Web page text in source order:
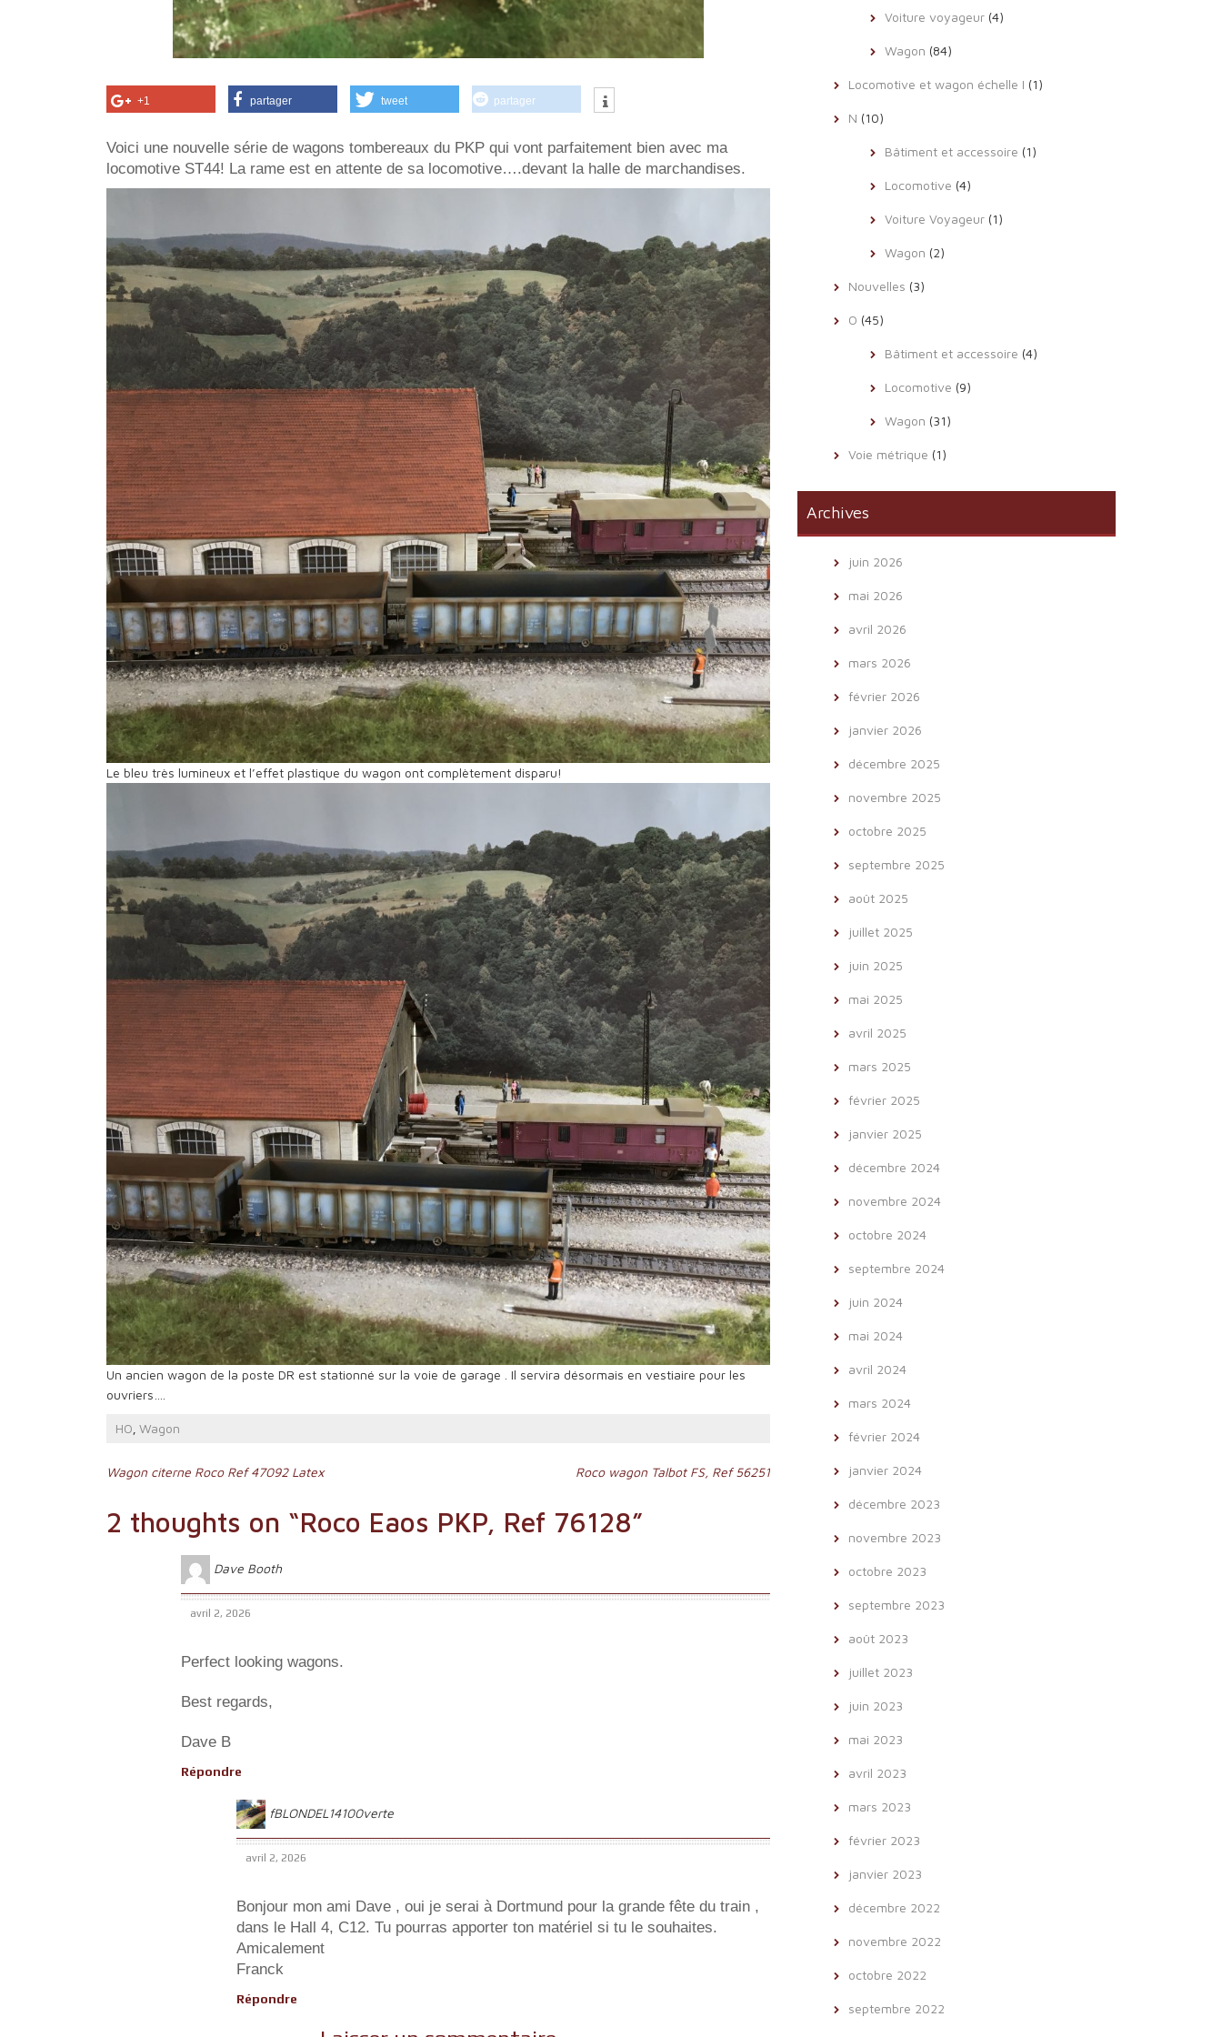
+1 partager tweet partager
Voici une nouvelle série de wagons tombereaux du PKP qui vont parfaitement bien avec ma
locomotive ST44! La rame est en attente de sa locomotive….devant la halle de marchandises.
Le bleu très lumineux et l’effet plastique du wagon ont complètement disparu!
Un ancien wagon de la poste DR est stationné sur la voie de garage . Il servira désormais en vestiaire pour les
ouvriers….
HO Wagon
Navigation
de
l’article
Wagon citerne Roco Ref 47092 Latex Roco wagon Talbot FS, Ref 56251
2 thoughts on “Roco Eaos PKP, Ref 76128”
Dave Booth
avril 2, 2026
Perfect looking wagons.
Best regards,
Dave B
Répondre
fBLONDEL14100verte
avril 2, 2026
Bonjour mon ami Dave , oui je serai à Dortmund pour la grande fête du train ,
dans le Hall 4, C12. Tu pourras apporter ton matériel si tu le souhaites.
Amicalement
Franck
Répondre
Voiture voyageur (4)
Wagon (84)
Locomotive et wagon échelle I (1)
N (10)
Bâtiment et accessoire (1)
Locomotive (4)
Voiture Voyageur (1)
Wagon (2)
Nouvelles (3)
O (45)
Bâtiment et accessoire (4)
Locomotive (9)
Wagon (31)
Voie métrique (1)
Archives
juin 2026
mai 2026
avril 2026
mars 2026
février 2026
janvier 2026
décembre 2025
novembre 2025
octobre 2025
septembre 2025
août 2025
juillet 2025
juin 2025
mai 2025
avril 2025
mars 2025
février 2025
janvier 2025
décembre 2024
novembre 2024
octobre 2024
septembre 2024
juin 2024
mai 2024
avril 2024
mars 2024
février 2024
janvier 2024
décembre 2023
novembre 2023
octobre 2023
septembre 2023
août 2023
juillet 2023
juin 2023
mai 2023
avril 2023
mars 2023
février 2023
janvier 2023
décembre 2022
novembre 2022
octobre 2022
septembre 2022